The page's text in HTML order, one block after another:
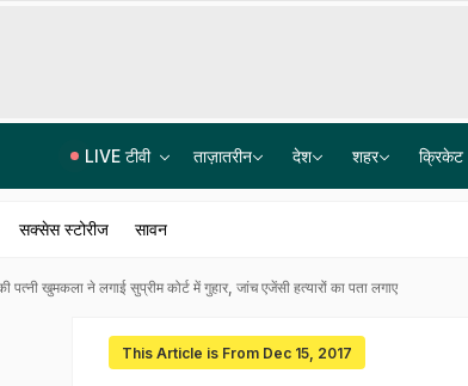
LIVE टीवी ताज़ातरीन देश शहर क्रिकेट
सक्सेस स्टोरीज सावन
पत्नी खुमकला ने लगाई सुप्रीम कोर्ट में गुहार, जांच एजेंसी हत्यारों का पता लगाए
This Article is From Dec 15, 2017